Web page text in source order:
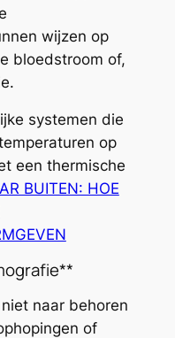
wijzen op
bloedstroom of,
systemen die
op
een thermische
BUITEN: HOE
naar behoren
of